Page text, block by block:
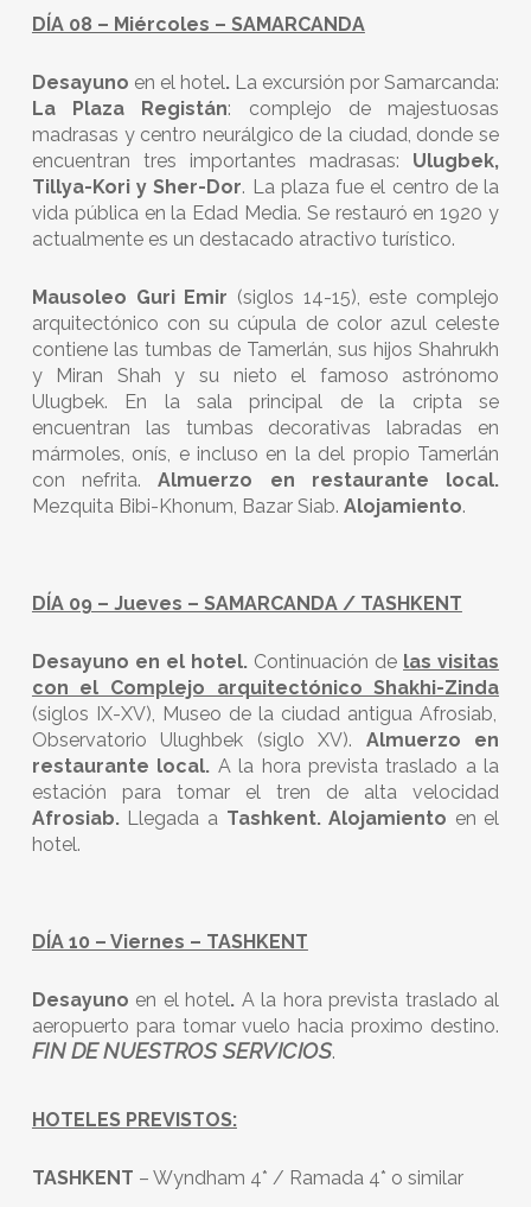
DÍA 08 – Miércoles – SAMARCANDA
Desayuno en el hotel. La excursión por Samarcanda:
La Plaza Registán: complejo de majestuosas
madrasas y centro neurálgico de la ciudad, donde se
encuentran tres importantes madrasas: Ulugbek,
Tillya-Kori y Sher-Dor. La plaza fue el centro de la
vida pública en la Edad Media. Se restauró en 1920 y
actualmente es un destacado atractivo turístico.
Mausoleo Guri Emir (siglos 14-15), este complejo
arquitectónico con su cúpula de color azul celeste
contiene las tumbas de Tamerlán, sus hijos Shahrukh
y Miran Shah y su nieto el famoso astrónomo
Ulugbek. En la sala principal de la cripta se
encuentran las tumbas decorativas labradas en
mármoles, onís, e incluso en la del propio Tamerlán
con nefrita.Almuerzo en restaurante local.
Mezquita Bibi-Khonum, Bazar Siab. Alojamiento.
DÍA 09 – Jueves – SAMARCANDA / TASHKENT
Desayuno en el hotel. Continuación de las visitas
con el Complejo arquitectónico Shakhi-Zinda
(siglos IX-XV), Museo de la ciudad antigua Afrosiab,
Observatorio Ulughbek (siglo XV). Almuerzo en
restaurante local. A la hora prevista traslado a la
estación para tomar el tren de alta velocidad
Afrosiab. Llegada a Tashkent. Alojamiento en el
hotel.
DÍA 10 – Viernes – TASHKENT
Desayuno en el hotel. A la hora prevista traslado al
aeropuerto para tomar vuelo hacia proximo destino.
FIN DE NUESTROS SERVICIOS.
HOTELES PREVISTOS:
TASHKENT – Wyndham 4* / Ramada 4* o similar